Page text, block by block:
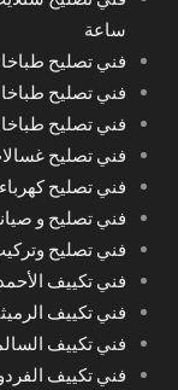
ساعة
فني تصليح طباخات 67616123
فني تصليح
فني تصليح
فني تصليح
فني تصليح
فني تصليح و
فني تصليح
فني تكييف الأحمدي
فني تكييف
فني تكييف السالمية
فني تكييف